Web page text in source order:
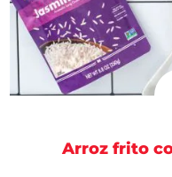
Arroz frito